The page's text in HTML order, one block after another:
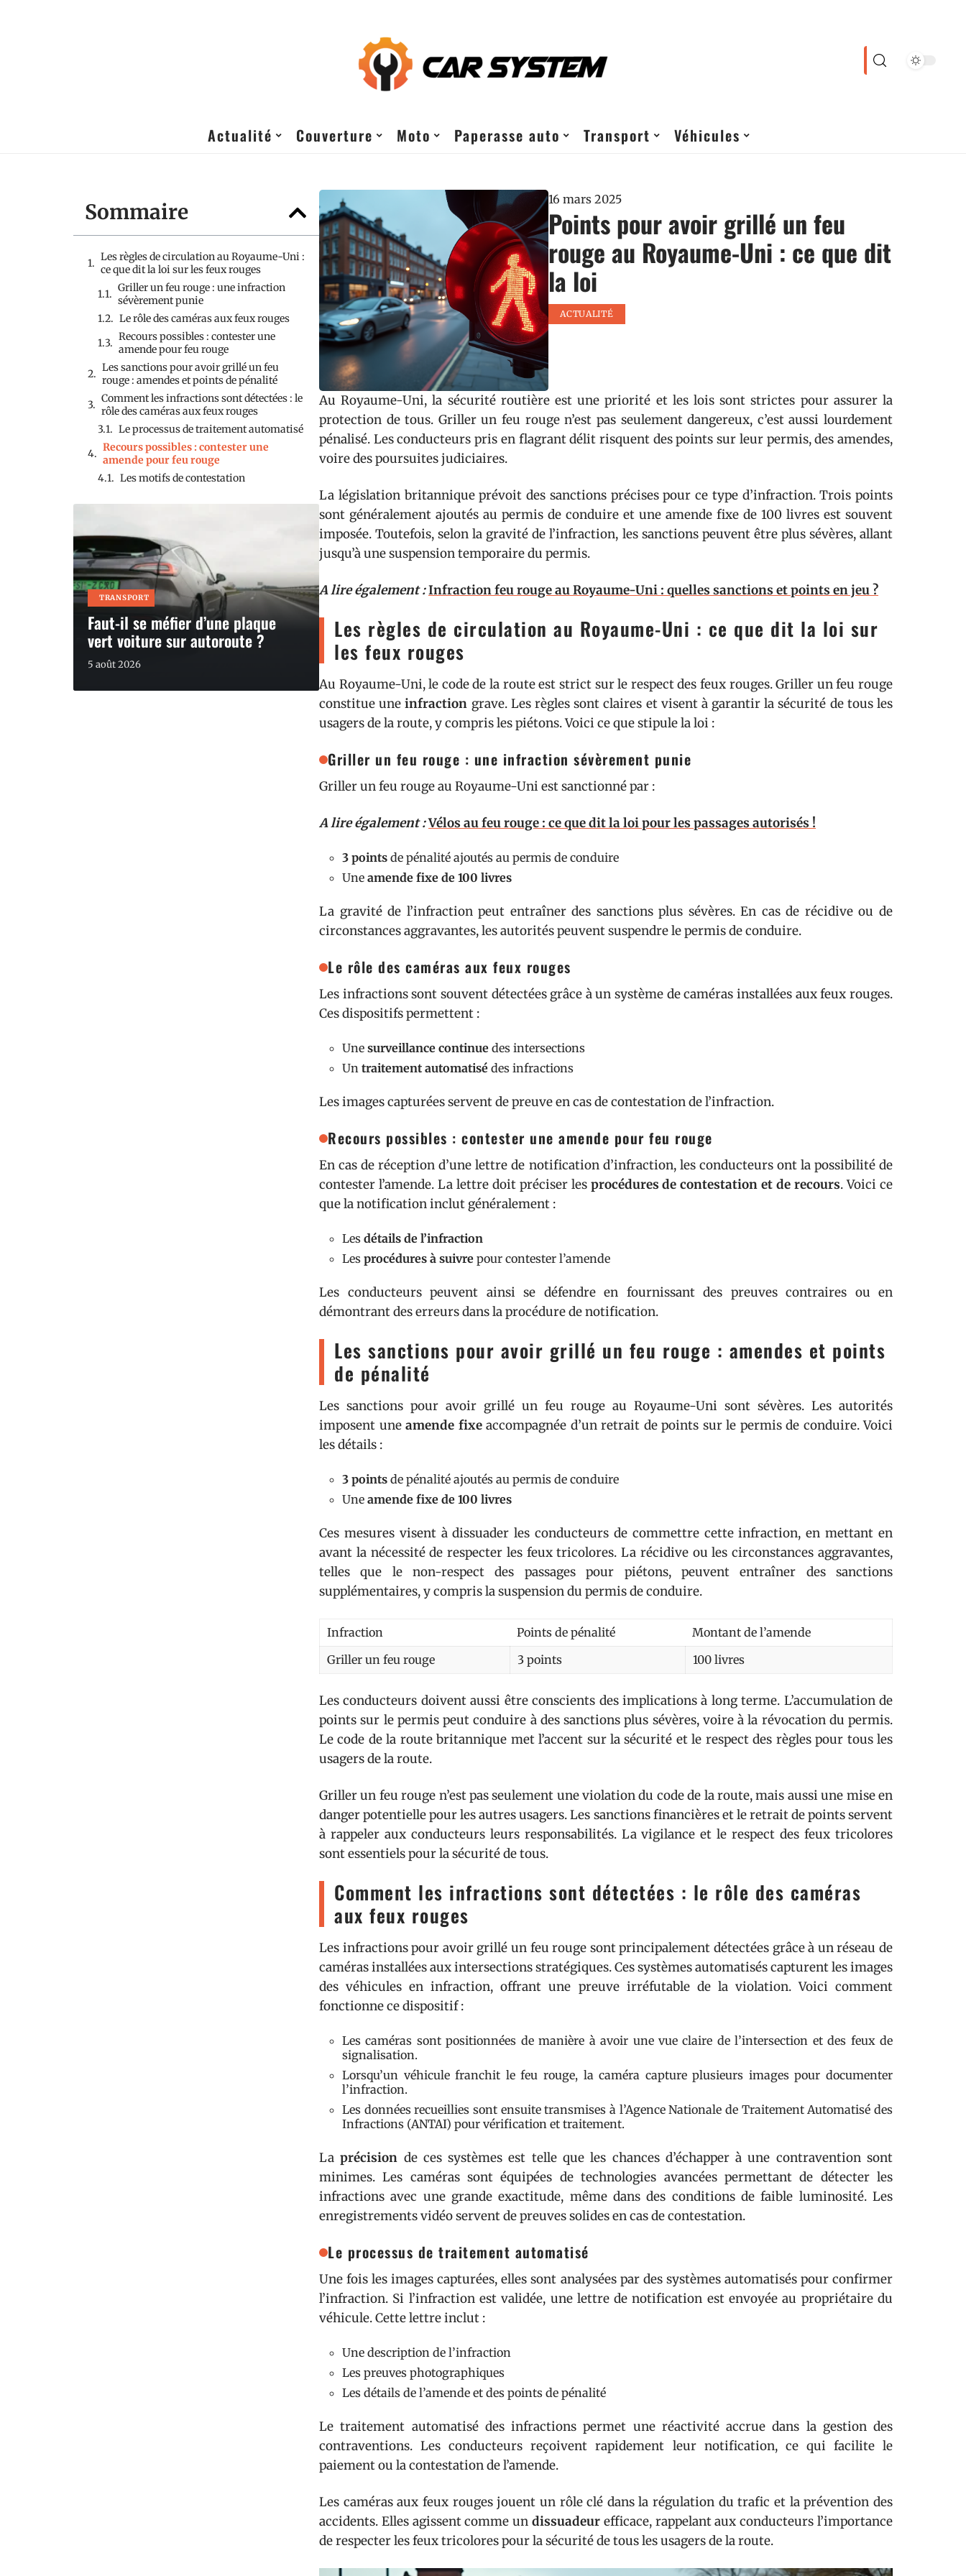
Actualité Couverture Moto Paperasse auto Transport Véhicules
Sommaire
Les règles de circulation au Royaume-Uni :
ce que dit la loi sur les feux rouges
Griller un feu rouge : une infraction
sévèrement punie
Le rôle des caméras aux feux rouges
Recours possibles : contester une
amende pour feu rouge
Les sanctions pour avoir grillé un feu
rouge : amendes et points de pénalité
Comment les infractions sont détectées : le
rôle des caméras aux feux rouges
Le processus de traitement automatisé
Recours possibles : contester une
amende pour feu rouge
Les motifs de contestation
TRANSPORT
Faut-il se méfier d’une plaque
vert voiture sur autoroute ?
5 août 2026
16 mars 2025
Points pour avoir grillé un feu
rouge au Royaume-Uni : ce que dit
la loi
ACTUALITÉ
Au Royaume-Uni, la sécurité routière est une priorité et les lois sont strictes pour assurer la
protection de tous. Griller un feu rouge n’est pas seulement dangereux, c’est aussi lourdement
pénalisé. Les conducteurs pris en flagrant délit risquent des points sur leur permis, des amendes,
voire des poursuites judiciaires.
La législation britannique prévoit des sanctions précises pour ce type d’infraction. Trois points
sont généralement ajoutés au permis de conduire et une amende fixe de 100 livres est souvent
imposée. Toutefois, selon la gravité de l’infraction, les sanctions peuvent être plus sévères, allant
jusqu’à une suspension temporaire du permis.
A lire également :Infraction feu rouge au Royaume-Uni : quelles sanctions et points en jeu ?
Les règles de circulation au Royaume-Uni : ce que dit la loi sur
les feux rouges
Au Royaume-Uni, le code de la route est strict sur le respect des feux rouges. Griller un feu rouge
constitue uneinfraction grave. Les règles sont claires et visent à garantir la sécurité de tous les
usagers de la route, y compris les piétons. Voici ce que stipule la loi :
Griller un feu rouge : une infraction sévèrement punie
Griller un feu rouge au Royaume-Uni est sanctionné par :
A lire également :Vélos au feu rouge : ce que dit la loi pour les passages autorisés !
3 points de pénalité ajoutés au permis de conduire
Une amende fixe de 100 livres
La gravité de l’infraction peut entraîner des sanctions plus sévères. En cas de récidive ou de
circonstances aggravantes, les autorités peuvent suspendre le permis de conduire.
Le rôle des caméras aux feux rouges
Les infractions sont souvent détectées grâce à un système de caméras installées aux feux rouges.
Ces dispositifs permettent :
Une surveillance continue des intersections
Un traitement automatisé des infractions
Les images capturées servent de preuve en cas de contestation de l’infraction.
Recours possibles : contester une amende pour feu rouge
En cas de réception d’une lettre de notification d’infraction, les conducteurs ont la possibilité de
contester l’amende. La lettre doit préciser les procédures de contestation et de recours. Voici ce
que la notification inclut généralement :
Les détails de l’infraction
Les procédures à suivre pour contester l’amende
Les conducteurs peuvent ainsi se défendre en fournissant des preuves contraires ou en
démontrant des erreurs dans la procédure de notification.
Les sanctions pour avoir grillé un feu rouge : amendes et points
de pénalité
Les sanctions pour avoir grillé un feu rouge au Royaume-Uni sont sévères. Les autorités
imposent une amende fixeaccompagnée d’un retrait de points sur le permis de conduire. Voici
les détails :
3 points de pénalité ajoutés au permis de conduire
Une amende fixe de 100 livres
Ces mesures visent à dissuader les conducteurs de commettre cette infraction, en mettant en
avant la nécessité de respecter les feux tricolores. La récidive ou les circonstances aggravantes,
telles que le non-respect des passages pour piétons, peuvent entraîner des sanctions
supplémentaires, y compris la suspension du permis de conduire.
Infraction Points de pénalité
Montant de l’amende
Griller un feu rouge
3 points 100 livres
Les conducteurs doivent aussi être conscients des implications à long terme. L’accumulation de
points sur le permis peut conduire à des sanctions plus sévères, voire à la révocation du permis.
Le code de la route britannique met l’accent sur la sécurité et le respect des règles pour tous les
usagers de la route.
Griller un feu rouge n’est pas seulement une violation du code de la route, mais aussi une mise en
danger potentielle pour les autres usagers. Les sanctions financières et le retrait de points servent
à rappeler aux conducteurs leurs responsabilités. La vigilance et le respect des feux tricolores
sont essentiels pour la sécurité de tous.
Comment les infractions sont détectées : le rôle des caméras
aux feux rouges
Les infractions pour avoir grillé un feu rouge sont principalement détectées grâce à un réseau de
caméras installées aux intersections stratégiques. Ces systèmes automatisés capturent les images
des véhicules en infraction, offrant une preuve irréfutable de la violation. Voici comment
fonctionne ce dispositif :
Les caméras sont positionnées de manière à avoir une vue claire de l’intersection et des feux de
signalisation.
Lorsqu’un véhicule franchit le feu rouge, la caméra capture plusieurs images pour documenter
l’infraction.
Les données recueillies sont ensuite transmises à l’Agence Nationale de Traitement Automatisé des
Infractions (ANTAI) pour vérification et traitement.
Laprécision de ces systèmes est telle que les chances d’échapper à une contravention sont
minimes. Les caméras sont équipées de technologies avancées permettant de détecter les
infractions avec une grande exactitude, même dans des conditions de faible luminosité. Les
enregistrements vidéo servent de preuves solides en cas de contestation.
Le processus de traitement automatisé
Une fois les images capturées, elles sont analysées par des systèmes automatisés pour confirmer
l’infraction. Si l’infraction est validée, une lettre de notification est envoyée au propriétaire du
véhicule. Cette lettre inclut :
Une description de l’infraction
Les preuves photographiques
Les détails de l’amende et des points de pénalité
Le traitement automatisé des infractions permet une réactivité accrue dans la gestion des
contraventions. Les conducteurs reçoivent rapidement leur notification, ce qui facilite le
paiement ou la contestation de l’amende.
Les caméras aux feux rouges jouent un rôle clé dans la régulation du trafic et la prévention des
accidents. Elles agissent comme un dissuadeur efficace, rappelant aux conducteurs l’importance
de respecter les feux tricolores pour la sécurité de tous les usagers de la route.